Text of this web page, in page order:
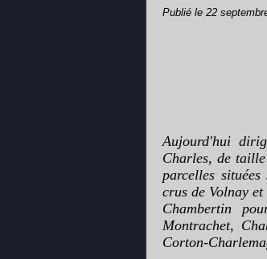
Publié le 22
Aujourd'hui
Charles, de
parcelles
crus de Volnay
Chambertin
Montrachet,
Corton-